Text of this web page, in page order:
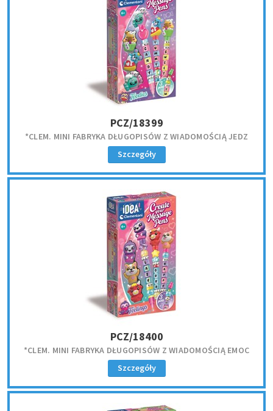
PCZ/18399
*CLEM. MINI FABRYKA DŁUGOPISÓW Z WIADOMOŚCIĄ JEDZ
Szczegóły
PCZ/18400
*CLEM. MINI FABRYKA DŁUGOPISÓW Z WIADOMOŚCIĄ EMOC
Szczegóły